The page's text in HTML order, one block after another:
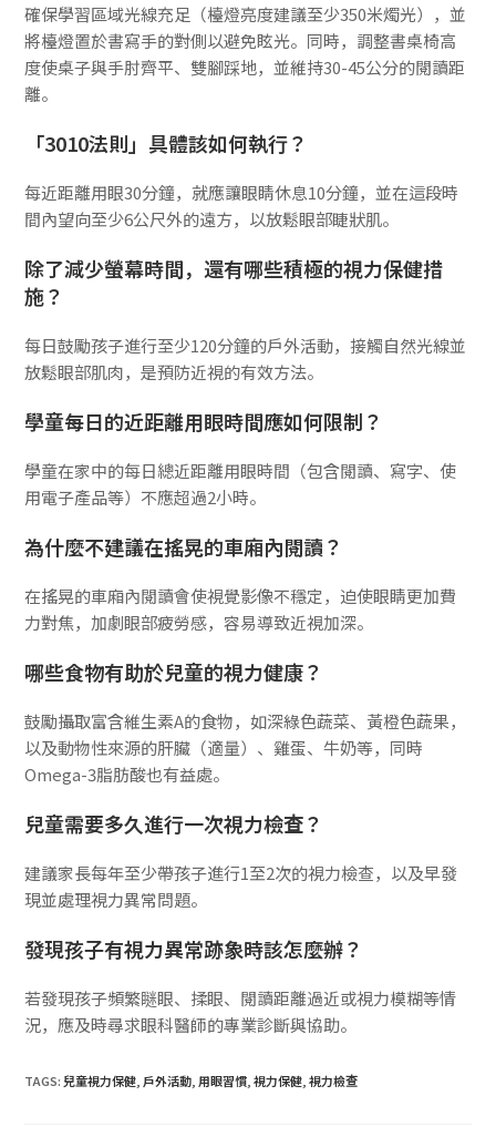
確保學習區域光線充足（檯燈亮度建議至少350米燭光），並
將檯燈置於書寫手的對側以避免眩光。同時，調整書桌椅高
度使桌子與手肘齊平、雙腳踩地，並維持30-45公分的閱讀距
離。
「3010法則」具體該如何執行？
每近距離用眼30分鐘，就應讓眼睛休息10分鐘，並在這段時
間內望向至少6公尺外的遠方，以放鬆眼部睫狀肌。
除了減少螢幕時間，還有哪些積極的視力保健措
施？
每日鼓勵孩子進行至少120分鐘的戶外活動，接觸自然光線並
放鬆眼部肌肉，是預防近視的有效方法。
學童每日的近距離用眼時間應如何限制？
學童在家中的每日總近距離用眼時間（包含閱讀、寫字、使
用電子產品等）不應超過2小時。
為什麼不建議在搖晃的車廂內閱讀？
在搖晃的車廂內閱讀會使視覺影像不穩定，迫使眼睛更加費
力對焦，加劇眼部疲勞感，容易導致近視加深。
哪些食物有助於兒童的視力健康？
鼓勵攝取富含維生素A的食物，如深綠色蔬菜、黃橙色蔬果，
以及動物性來源的肝臟（適量）、雞蛋、牛奶等，同時
Omega-3脂肪酸也有益處。
兒童需要多久進行一次視力檢查？
建議家長每年至少帶孩子進行1至2次的視力檢查，以及早發
現並處理視力異常問題。
發現孩子有視力異常跡象時該怎麼辦？
若發現孩子頻繁瞇眼、揉眼、閱讀距離過近或視力模糊等情
況，應及時尋求眼科醫師的專業診斷與協助。
TAGS: 兒童視力保健 戶外活動 用眼習慣 視力保健 視力檢查